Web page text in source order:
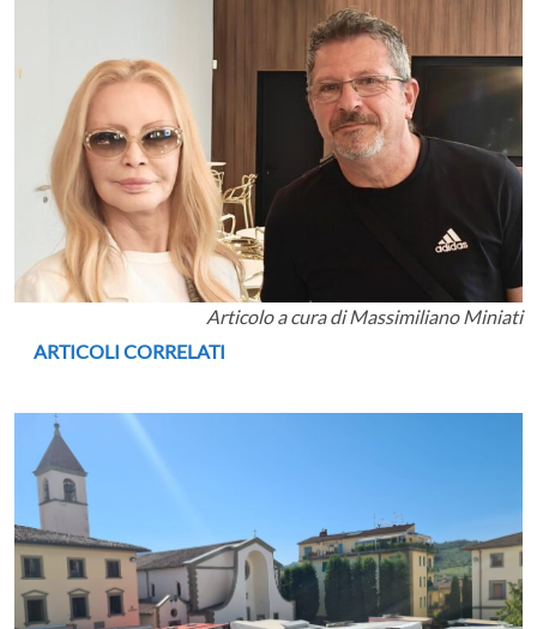
Articolo a cura di Massimiliano Miniati
ARTICOLI CORRELATI